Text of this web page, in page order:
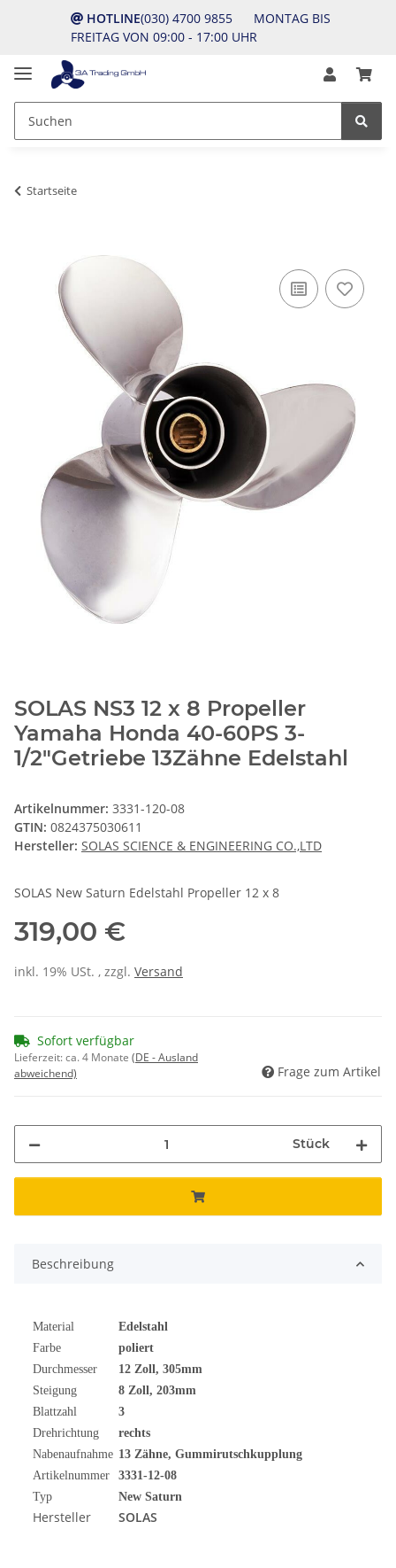
HOTLINE(030) 4700 9855 MONTAG BIS
FREITAG VON 09:00 - 17:00 UHR
Startseite
SOLAS NS3 12 x 8 Propeller
Yamaha Honda 40-60PS 3-
1/2"Getriebe 13Zähne Edelstahl
Artikelnummer: 3331-120-08
GTIN: 0824375030611
Hersteller: SOLAS SCIENCE & ENGINEERING CO.,LTD
SOLAS New Saturn Edelstahl Propeller 12 x 8
319,00 €
inkl. 19% USt. , zzgl. Versand
Sofort verfügbar
Lieferzeit:ca. 4 Monate (DE - Ausland
abweichend)
Frage zum Artikel
Stück
Beschreibung
Material
Edelstahl
Farbe
poliert
Durchmesser
12 Zoll, 305mm
Steigung
8 Zoll, 203mm
Blattzahl
3
Drehrichtung
rechts
Nabenaufnahme 13 Zähne, Gummirutschkupplung
Artikelnummer
3331-12-08
Typ
New Saturn
Hersteller SOLAS